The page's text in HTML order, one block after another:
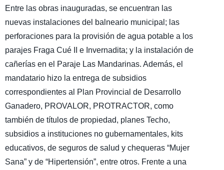
Entre las obras inauguradas, se encuentran las
nuevas instalaciones del balneario municipal; las
perforaciones para la provisión de agua potable a los
parajes Fraga Cué II e Invernadita; y la instalación de
cañerías en el Paraje Las Mandarinas. Además, el
mandatario hizo la entrega de subsidios
correspondientes al Plan Provincial de Desarrollo
Ganadero, PROVALOR, PROTRACTOR, como
también de títulos de propiedad, planes Techo,
subsidios a instituciones no gubernamentales, kits
educativos, de seguros de salud y chequeras “Mujer
Sana” y de “Hipertensión”, entre otros. Frente a una